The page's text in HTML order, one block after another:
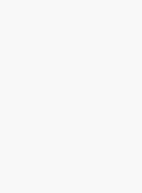
#香港中小型企業總
」嘉許計劃的嘉許